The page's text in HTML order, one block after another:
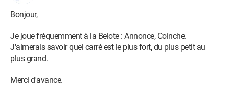
Bonjour,
Je joue fréquemment à la Belote : Annonce, Coinche.
J'aimerais savoir quel carré est le plus fort, du plus petit au
plus grand.
Merci d'avance.